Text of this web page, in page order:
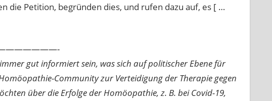
die Petition, begründen dies, und rufen dazu auf, es [ …
gut informiert sein, was sich auf politischer Ebene für
Community zur Verteidigung der Therapie gegen
über die Erfolge der Homöopathie, z. B. bei Covid-19,